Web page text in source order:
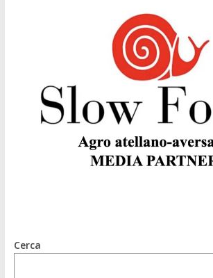
Cerca